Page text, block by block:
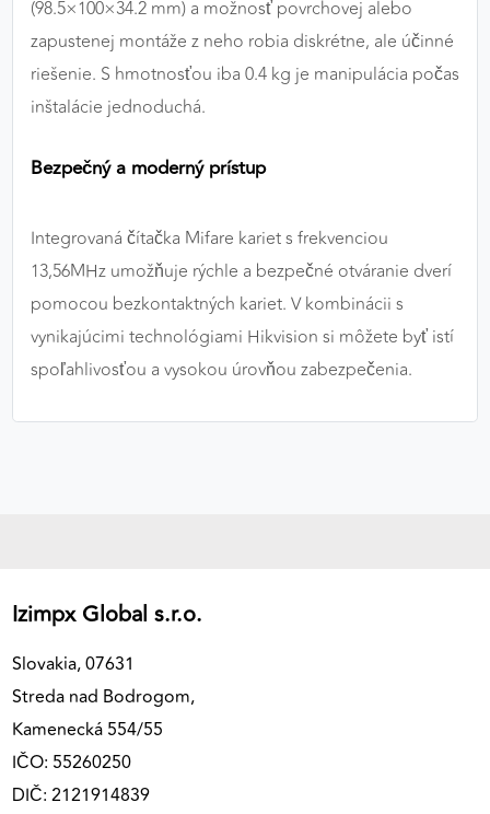
(98.5×100×34.2 mm) a možnosť povrchovej alebo
zapustenej montáže z neho robia diskrétne, ale účinné
riešenie. S hmotnosťou iba 0.4 kg je manipulácia počas
inštalácie jednoduchá.
Bezpečný a moderný prístup
Integrovaná čítačka Mifare kariet s frekvenciou
13,56MHz umožňuje rýchle a bezpečné otváranie dverí
pomocou bezkontaktných kariet. V kombinácii s
vynikajúcimi technológiami Hikvision si môžete byť istí
spoľahlivosťou a vysokou úrovňou zabezpečenia.
Izimpx Global s.r.o.
Slovakia, 07631
Streda nad Bodrogom,
Kamenecká 554/55
IČO: 55260250
DIČ: 2121914839